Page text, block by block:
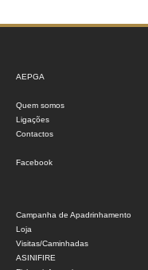
AEPGA
Quem somos
Ligações
Contactos
Facebook
Campanha de Apadrinhamento
Loja
Visitas/Caminhadas
ASINIFIRE